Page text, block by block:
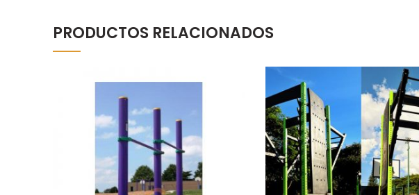
PRODUCTOS RELACIONADOS